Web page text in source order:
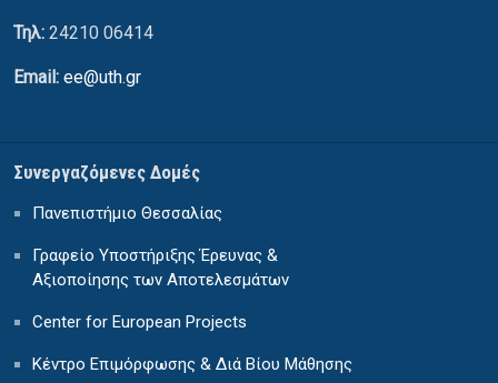
Τηλ: 24210 06414
Email: ee@uth.gr
Συνεργαζόμενες Δομές
Πανεπιστήμιο Θεσσαλίας
Γραφείο Υποστήριξης Έρευνας &
Αξιοποίησης των Αποτελεσμάτων
Center for European Projects
Κέντρο Επιμόρφωσης & Διά Βίου Μάθησης